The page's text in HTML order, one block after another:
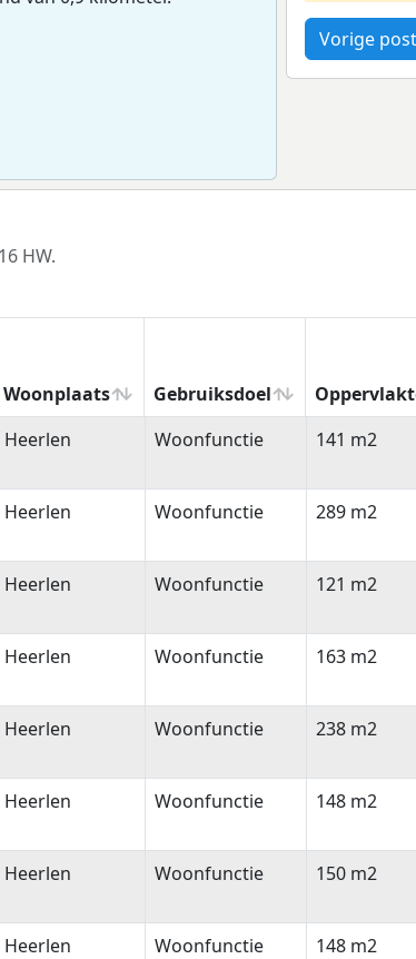
Vorige
HW.
Woonplaats Gebruiksdoel
Woonplaats Gebruiksdoel Oppervlakte
Heerlen Woonfunctie 141 m2
Heerlen Woonfunctie 289 m2
Heerlen Woonfunctie 121 m2
Heerlen Woonfunctie 163 m2
Heerlen Woonfunctie 238 m2
Heerlen Woonfunctie 148 m2
Heerlen Woonfunctie 150 m2
Heerlen Woonfunctie 148 m2